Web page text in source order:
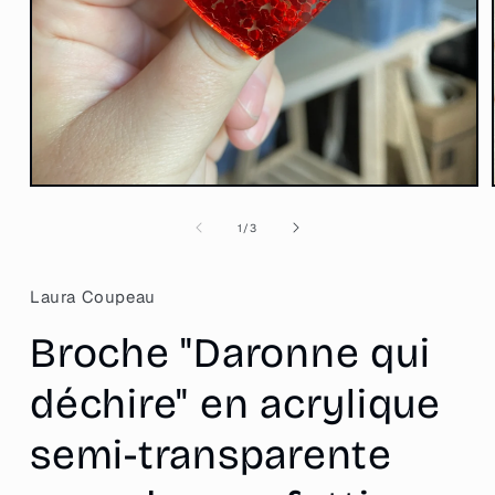
Ouvrir
fenêtre
modale
1 /de
3
Laura Coupeau
Broche "Daronne qui
déchire" en acrylique
semi-transparente